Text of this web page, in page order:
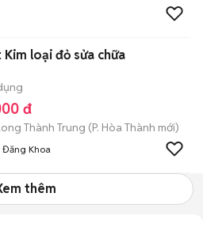
Kim loại đỏ sửa chữa
đ
Thành Trung (P. Hòa Thành mới)
Khoa
thêm